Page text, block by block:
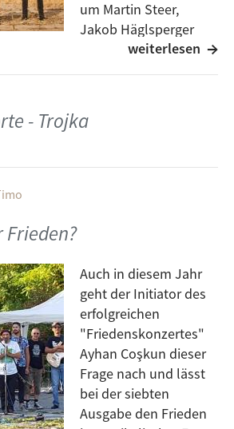
um Martin Steer,
Jakob Häglsperger
und Johannes Rögner
raus."
November an. Über die
Köstler mit MArtin Steer.
weiterlesen
- Trojka
Frieden?
Auch in diesem Jahr
geht der Initiator des
erfolgreichen
"Friedenskonzertes"
Ayhan Coşkun dieser
Frage nach und lässt
bei der siebten
Ausgabe den Frieden